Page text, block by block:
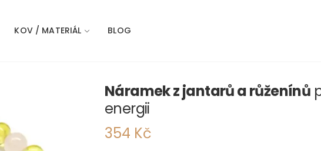
KOV / MATERIÁL BLOG
Náramek z jantarů a růženínů
energii
354 Kč